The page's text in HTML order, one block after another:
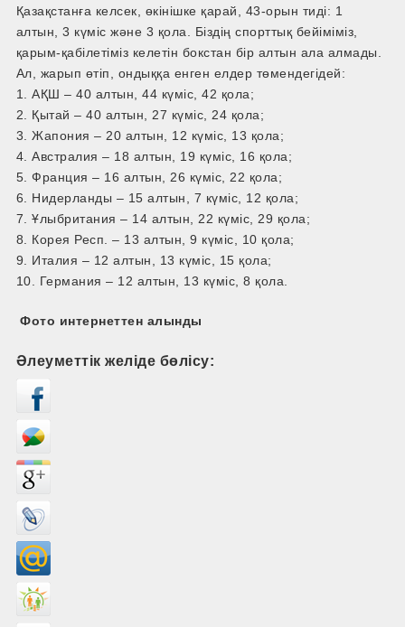
Қазақстанға келсек, өкінішке қарай, 43-орын тиді: 1
алтын, 3 күміс және 3 қола. Біздің спорттық бейіміміз,
қарым-қабілетіміз келетін бокстан бір алтын ала алмады.
Ал, жарып өтіп, ондыққа енген елдер төмендегідей:
1. АҚШ – 40 алтын, 44 күміс, 42 қола;
2. Қытай – 40 алтын, 27 күміс, 24 қола;
3. Жапония – 20 алтын, 12 күміс, 13 қола;
4. Австралия – 18 алтын, 19 күміс, 16 қола;
5. Франция – 16 алтын, 26 күміс, 22 қола;
6. Нидерланды – 15 алтын, 7 күміс, 12 қола;
7. Ұлыбритания – 14 алтын, 22 күміс, 29 қола;
8. Корея Респ. – 13 алтын, 9 күміс, 10 қола;
9. Италия – 12 алтын, 13 күміс, 15 қола;
10. Германия – 12 алтын, 13 күміс, 8 қола.
Фото интернеттен алынды
Әлеуметтік желіде бөлісу: